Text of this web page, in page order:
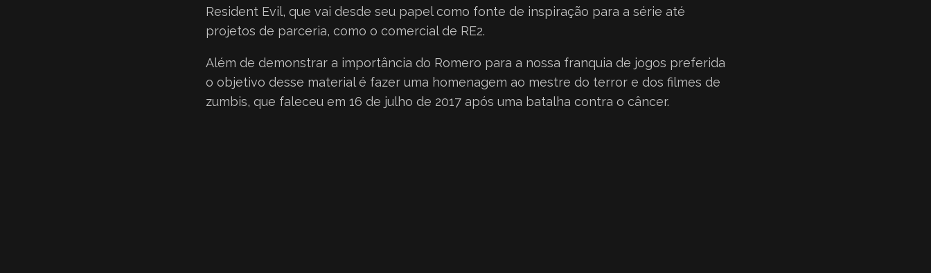
Resident Evil, que vai desde seu papel como fonte de inspiração para a série até
projetos de parceria, como o comercial de RE2.
Além de demonstrar a importância do Romero para a nossa franquia de jogos preferida
o objetivo desse material é fazer uma homenagem ao mestre do terror e dos filmes de
zumbis, que faleceu em 16 de julho de 2017 após uma batalha contra o câncer.